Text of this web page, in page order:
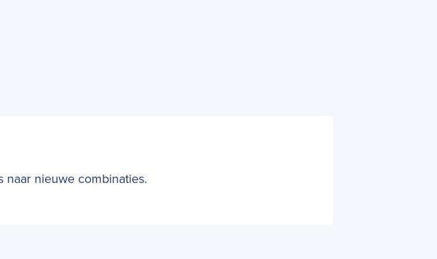
naar nieuwe combinaties.